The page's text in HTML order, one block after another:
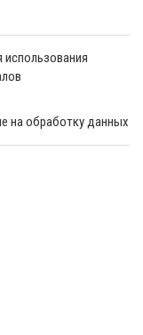
использования
на обработку данных